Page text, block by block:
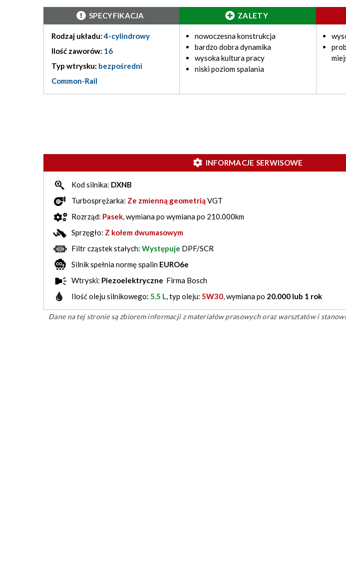
SPECYFIKACJA
Rodzaj układu:4-cylindrowy
Ilość zaworów: 16
Typ wtrysku: bezpośredni
Common-Rail
ZALETY
nowoczesna konstrukcja
bardzo dobra dynamika
wysoka kultura pracy
niski poziom spalania
INFORMACJE SERWISOWE
Kod silnika: DXNB
Turbosprężarka: Ze zmienną geometrią VGT
Rozrząd: Pasek, wymiana po wymiana po 210.000km
Sprzęgło: Z kołem dwumasowym
Filtr cząstek stałych: Występuje DPF/SCR
Silnik spełnia normę spalin EURO6e
Wtryski: Piezoelektryczne Firma Bosch
Ilość oleju silnikowego: 5.5 L, typ oleju: 5W30, wymiana po 20.000 lub 1 rok
Dane na tej stronie są zbiorem informacji z materiałów prasowych oraz warsztatów i